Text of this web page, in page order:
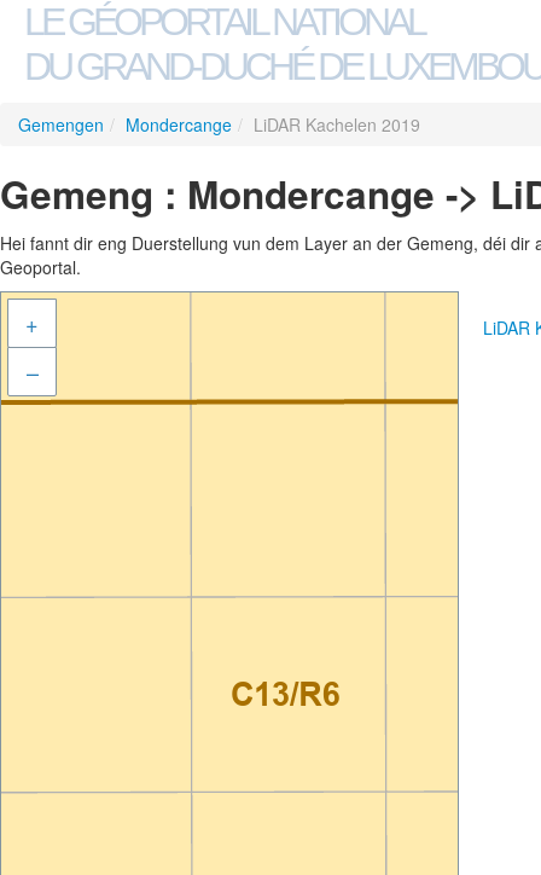
LE GÉOPORTAIL NATIONAL
DU GRAND-DUCHÉ DE
Gemengen / Mondercange / LiDAR Kachelen 2019
Gemeng : Mondercange ->
Hei fannt dir eng Duerstellung vun dem Layer an der Gemeng, déi
Geoportal.
+
–
LiDAR